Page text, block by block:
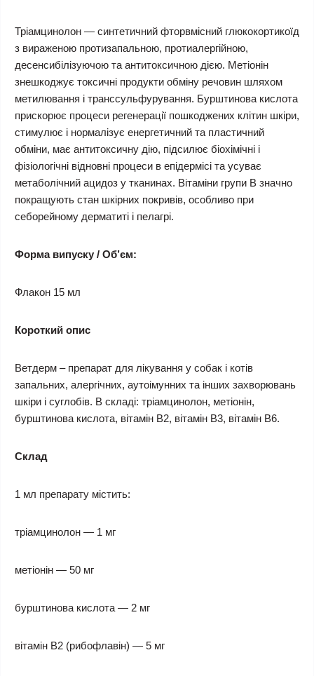
Тріамцинолон — синтетичний фторвмісний глюкокортикоїд
з вираженою протизапальною, протиалергійною,
десенсибілізуючою та антитоксичною дією. Метіонін
знешкоджує токсичні продукти обміну речовин шляхом
метилювання і транссульфурування. Бурштинова кислота
прискорює процеси регенерації пошкоджених клітин шкіри,
стимулює і нормалізує енергетичний та пластичний
обміни, має антитоксичну дію, підсилює біохімічні і
фізіологічні відновні процеси в епідермісі та усуває
метаболічний ацидоз у тканинах. Вітаміни групи В значно
покращують стан шкірних покривів, особливо при
себорейному дерматиті і пелагрі.
Форма випуску / Об’єм:
Флакон 15 мл
Короткий опис
Ветдерм – препарат для лікування у собак і котів
запальних, алергічних, аутоімунних та інших захворювань
шкіри і суглобів. В складі: тріамцинолон, метіонін,
бурштинова кислота, вітамін В2, вітамін В3, вітамін В6.
Склад
1 мл препарату містить:
тріамцинолон — 1 мг
метіонін — 50 мг
бурштинова кислота — 2 мг
вітамін В2 (рибофлавін) — 5 мг